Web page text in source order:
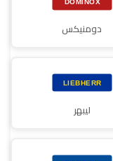
دومنيكس
ليبهر